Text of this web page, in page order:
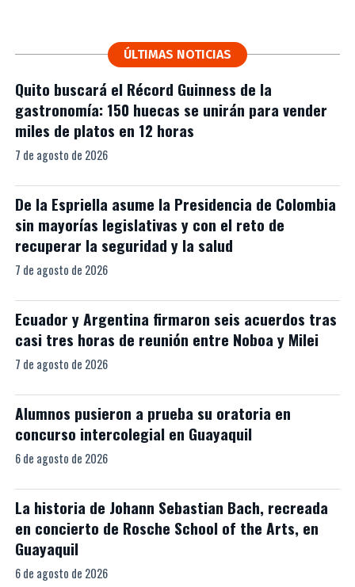
ÚLTIMAS NOTICIAS
Quito buscará el Récord Guinness de la
gastronomía: 150 huecas se unirán para vender
miles de platos en 12 horas
7 de agosto de 2026
De la Espriella asume la Presidencia de Colombia
sin mayorías legislativas y con el reto de
recuperar la seguridad y la salud
7 de agosto de 2026
Ecuador y Argentina firmaron seis acuerdos tras
casi tres horas de reunión entre Noboa y Milei
7 de agosto de 2026
Alumnos pusieron a prueba su oratoria en
concurso intercolegial en Guayaquil
6 de agosto de 2026
La historia de Johann Sebastian Bach, recreada
en concierto de Rosche School of the Arts, en
Guayaquil
6 de agosto de 2026